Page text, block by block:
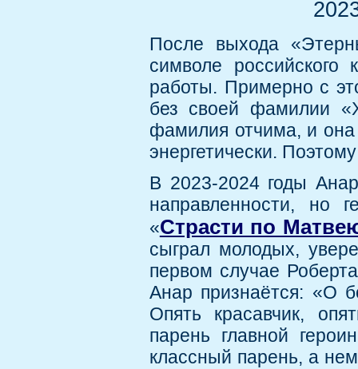
После выхода
символе
работы. Примерно с
без своей фамилии
фамилия отчима, и она
энергетически.
В 2023-2024 годы
направленности, но
«Страсти по
сыграл молодых,
первом случае
Анар признаётся: «О
Опять красавчик,
парень главной
классный парень, а